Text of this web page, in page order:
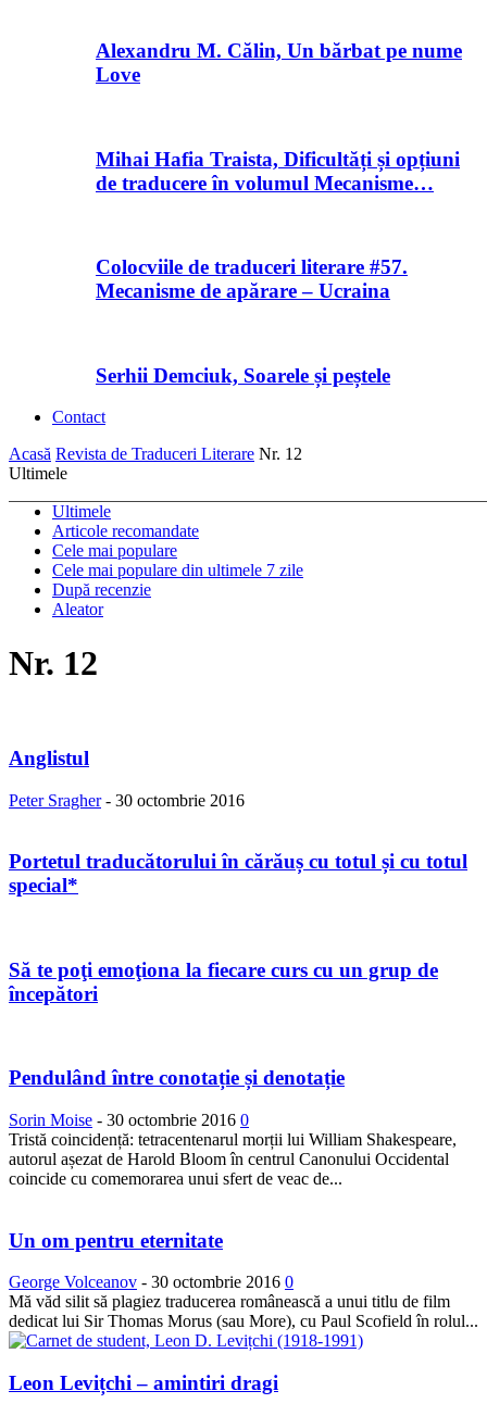
Alexandru M. Călin, Un bărbat pe nume
Love
Mihai Hafia Traista, Dificultăți și opțiuni
de traducere în volumul Mecanisme…
Colocviile de traduceri literare #57.
Mecanisme de apărare – Ucraina
Serhii Demciuk, Soarele și peștele
Contact
Acasă Revista de Traduceri Literare Nr. 12
Ultimele
Ultimele
Articole recomandate
Cele mai populare
Cele mai populare din ultimele 7 zile
După recenzie
Aleator
Nr. 12
Anglistul
Peter Sragher - 30 octombrie 2016
Portetul traducătorului în cărăuș cu totul și cu totul
special*
Să te poţi emoţiona la fiecare curs cu un grup de
începători
Pendulând între conotație și denotație
Sorin Moise - 30 octombrie 2016 0
Tristă coincidență: tetracentenarul morții lui William Shakespeare,
autorul așezat de Harold Bloom în centrul Canonului Occidental
coincide cu comemorarea unui sfert de veac de...
Un om pentru eternitate
George Volceanov - 30 octombrie 2016 0
Mă văd silit să plagiez traducerea românească a unui titlu de film
dedicat lui Sir Thomas Morus (sau More), cu Paul Scofield în rolul...
Leon Levițchi – amintiri dragi